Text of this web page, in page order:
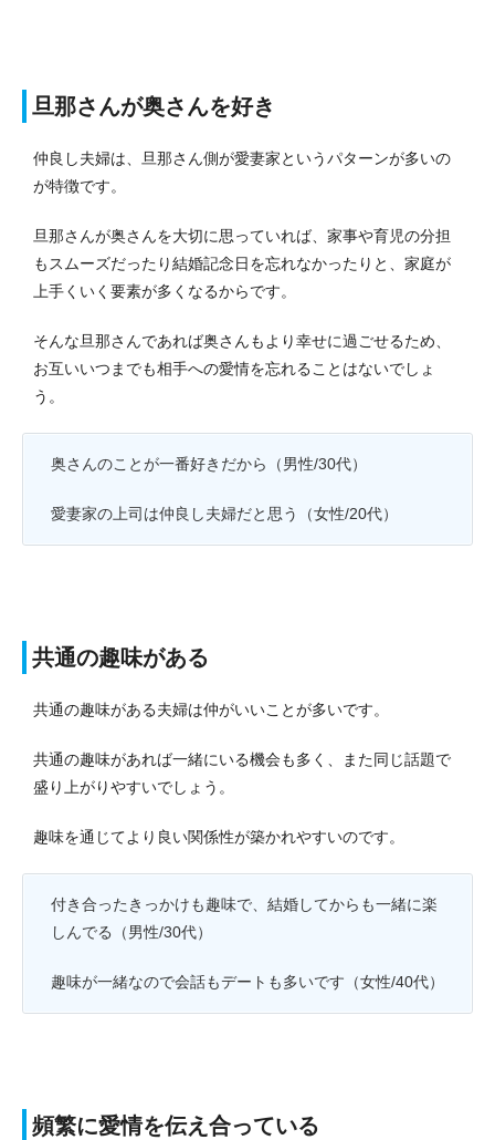
旦那さんが奥さんを好き
仲良し夫婦は、旦那さん側が愛妻家というパターンが多いの
が特徴です。
旦那さんが奥さんを大切に思っていれば、家事や育児の分担
もスムーズだったり結婚記念日を忘れなかったりと、家庭が
上手くいく要素が多くなるからです。
そんな旦那さんであれば奥さんもより幸せに過ごせるため、
お互いいつまでも相手への愛情を忘れることはないでしょ
う。
奥さんのことが一番好きだから（男性/30代）
愛妻家の上司は仲良し夫婦だと思う（女性/20代）
共通の趣味がある
共通の趣味がある夫婦は仲がいいことが多いです。
共通の趣味があれば一緒にいる機会も多く、また同じ話題で
盛り上がりやすいでしょう。
趣味を通じてより良い関係性が築かれやすいのです。
付き合ったきっかけも趣味で、結婚してからも一緒に楽
しんでる（男性/30代）
趣味が一緒なので会話もデートも多いです（女性/40代）
頻繁に愛情を伝え合っている